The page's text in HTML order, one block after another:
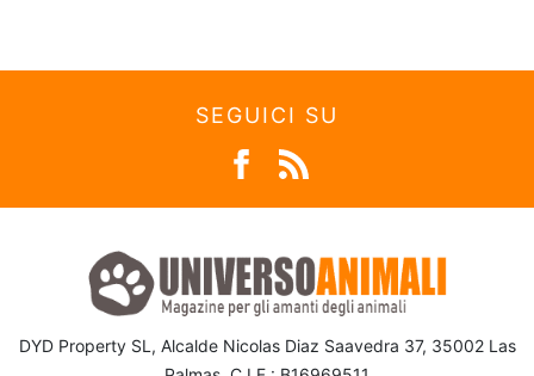
SEGUICI SU
DYD Property SL, Alcalde Nicolas Diaz Saavedra 37, 35002 Las